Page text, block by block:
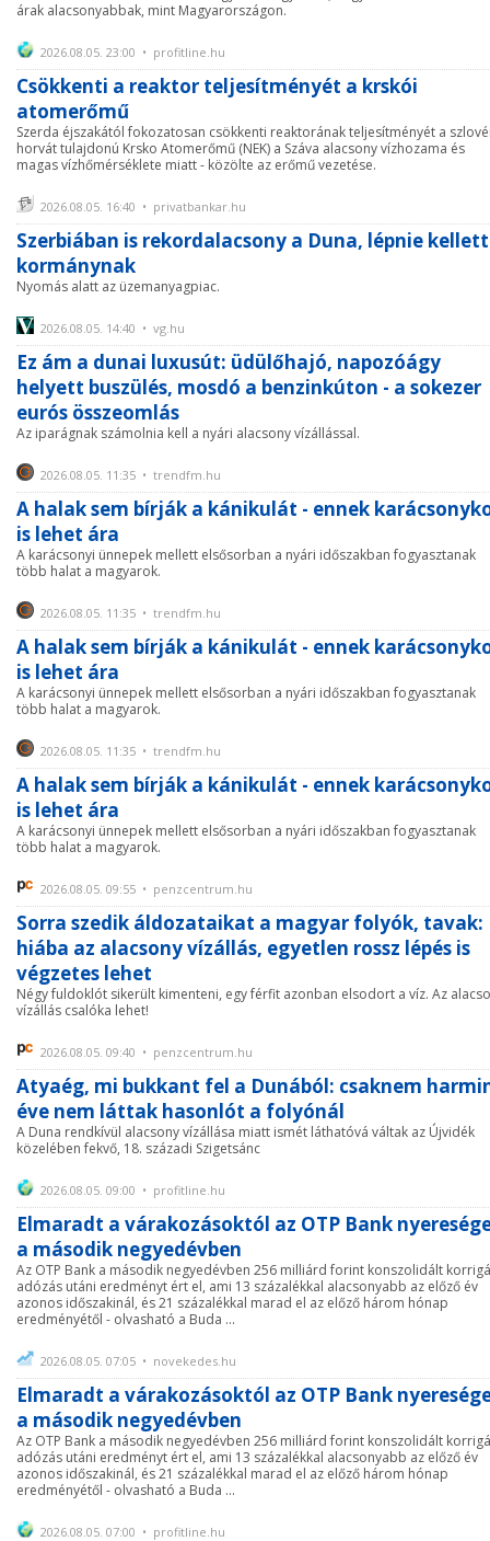
árak alacsonyabbak, mint Magyarországon.
2026.08.05. 23:00 • profitline.hu
Csökkenti a reaktor teljesítményét a krskói
atomerőmű
Szerda éjszakától fokozatosan csökkenti reaktorának teljesítményét a
horvát tulajdonú Krsko Atomerőmű (NEK) a Száva alacsony vízhozama és
magas vízhőmérséklete miatt - közölte az erőmű vezetése.
2026.08.05. 16:40 • privatbankar.hu
Szerbiában is rekordalacsony a Duna, lépnie
kormánynak
Nyomás alatt az üzemanyagpiac.
2026.08.05. 14:40 • vg.hu
Ez ám a dunai luxusút: üdülőhajó, napozóágy
helyett buszülés, mosdó a benzinkúton - a sokezer
eurós összeomlás
Az iparágnak számolnia kell a nyári alacsony vízállással.
2026.08.05. 11:35 • trendfm.hu
A halak sem bírják a kánikulát - ennek
is lehet ára
A karácsonyi ünnepek mellett elsősorban a nyári időszakban fogyasztanak
több halat a magyarok.
2026.08.05. 11:35 • trendfm.hu
A halak sem bírják a kánikulát - ennek
is lehet ára
A karácsonyi ünnepek mellett elsősorban a nyári időszakban fogyasztanak
több halat a magyarok.
2026.08.05. 11:35 • trendfm.hu
A halak sem bírják a kánikulát - ennek
is lehet ára
A karácsonyi ünnepek mellett elsősorban a nyári időszakban fogyasztanak
több halat a magyarok.
2026.08.05. 09:55 • penzcentrum.hu
Sorra szedik áldozataikat a magyar folyók, tavak:
hiába az alacsony vízállás, egyetlen rossz lépés is
végzetes lehet
Négy fuldoklót sikerült kimenteni, egy férfit azonban elsodort a víz. Az
vízállás csalóka lehet!
2026.08.05. 09:40 • penzcentrum.hu
Atyaég, mi bukkant fel a Dunából: csaknem
éve nem láttak hasonlót a folyónál
A Duna rendkívül alacsony vízállása miatt ismét láthatóvá váltak az Újvidék
közelében fekvő, 18. századi Szigetsánc
2026.08.05. 09:00 • profitline.hu
Elmaradt a várakozásoktól az OTP Bank
a második negyedévben
Az OTP Bank a második negyedévben 256 milliárd forint konszolidált
adózás utáni eredményt ért el, ami 13 százalékkal alacsonyabb az előző év
azonos időszakinál, és 21 százalékkal marad el az előző három hónap
eredményétől - olvasható a Buda ...
2026.08.05. 07:05 • novekedes.hu
Elmaradt a várakozásoktól az OTP Bank
a második negyedévben
Az OTP Bank a második negyedévben 256 milliárd forint konszolidált
adózás utáni eredményt ért el, ami 13 százalékkal alacsonyabb az előző év
azonos időszakinál, és 21 százalékkal marad el az előző három hónap
eredményétől - olvasható a Buda ...
2026.08.05. 07:00 • profitline.hu